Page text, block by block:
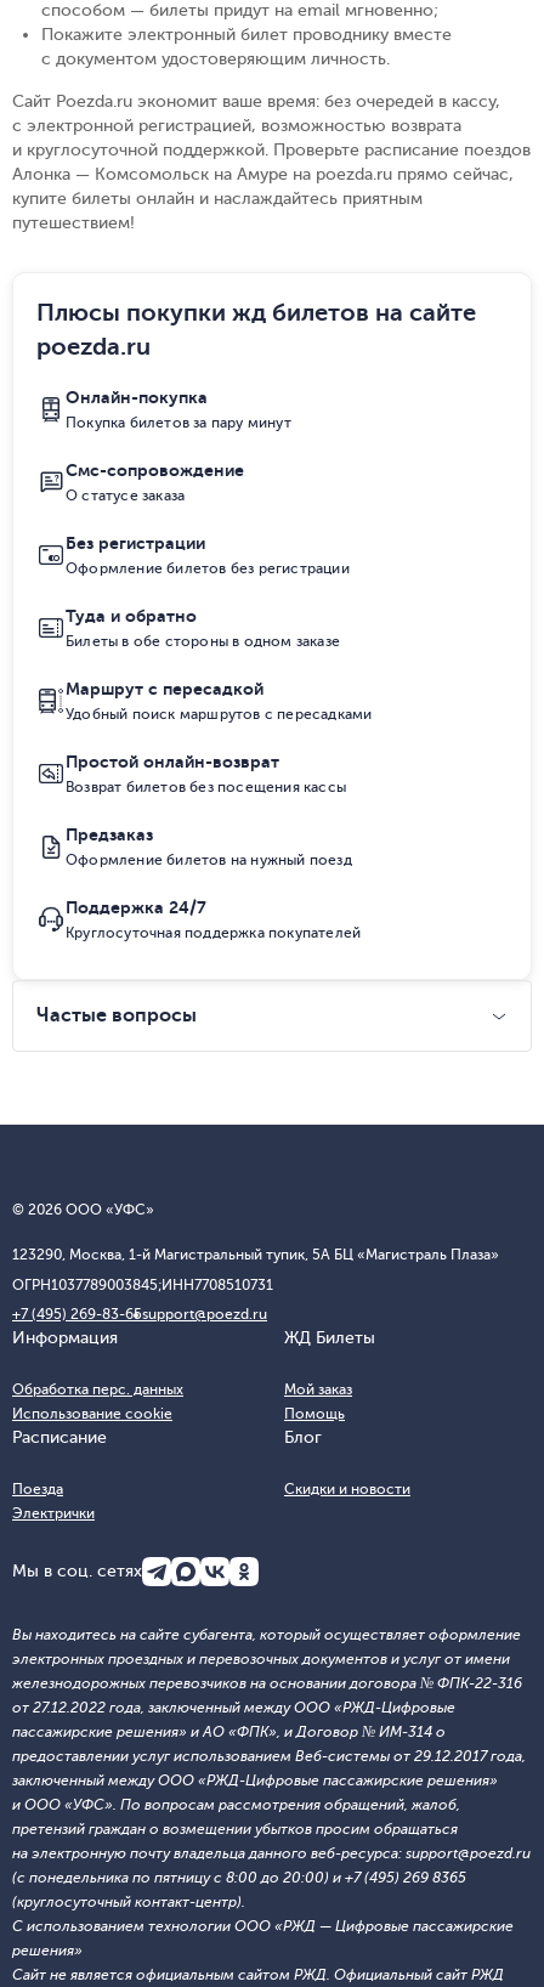
способом — билеты придут на email мгновенно;
Покажите электронный билет проводнику вместе
с документом удостоверяющим личность.
Сайт Poezda.ru экономит ваше время: без очередей в кассу,
с электронной регистрацией, возможностью возврата
и круглосуточной поддержкой. Проверьте расписание поездов
Алонка — Комсомольск на Амуре на poezda.ru прямо сейчас,
купите билеты онлайн и наслаждайтесь приятным
путешествием!
Плюсы покупки жд билетов на сайте
poezda.ru
Онлайн-покупка
Покупка билетов за пару минут
Смс-сопровождение
О статусе заказа
Без регистрации
Оформление билетов без регистрации
Туда и обратно
Билеты в обе стороны в одном заказе
Маршрут с пересадкой
Удобный поиск маршрутов с пересадками
Простой онлайн-возврат
Возврат билетов без посещения кассы
Предзаказ
Оформление билетов на нужный поезд
Поддержка 24/7
Круглосуточная поддержка покупателей
Частые вопросы
© 2026 ООО «УФС»
123290, Москва, 1-й Магистральный тупик, 5А БЦ «Магистраль Плаза»
ОГРН1037789003845;ИНН7708510731
+7 (495) 269-83-65support@poezd.ru
Информация
Обработка перс. данных
Использование cookie
ЖД Билеты
Мой заказ
Помощь
Расписание
Поезда
Электрички
Блог
Скидки и новости
Мы в соц. сетях
Вы находитесь на сайте субагента, который осуществляет оформление
электронных проездных и перевозочных документов и услуг от имени
железнодорожных перевозчиков на основании договора № ФПК-22-316
от 27.12.2022 года, заключенный между ООО «РЖД-Цифровые
пассажирские решения» и АО «ФПК», и Договор № ИМ-314 о
предоставлении услуг использованием Веб-системы от 29.12.2017 года,
заключенный между ООО «РЖД-Цифровые пассажирские решения»
и ООО «УФС». По вопросам рассмотрения обращений, жалоб,
претензий граждан о возмещении убытков просим обращаться
на электронную почту владельца данного веб-ресурса: support@poezd.ru
(с понедельника по пятницу с 8:00 до 20:00) и +7 (495) 269 8365
(круглосуточный контакт-центр).
С использованием технологии ООО «РЖД — Цифровые пассажирские
решения»
Сайт не является официальным сайтом РЖД. Официальный сайт РЖД